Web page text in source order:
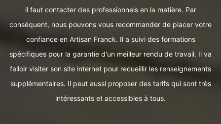
il faut contacter des professionnels en la matière. Par
conséquent, nous pouvons vous recommander de placer votre
confiance en Artisan Franck. Il a suivi des formations
spécifiques pour la garantie d'un meilleur rendu de travail. Il va
falloir visiter son site internet pour recueillir les renseignements
supplémentaires. Il peut aussi proposer des tarifs qui sont très
intéressants et accessibles à tous.